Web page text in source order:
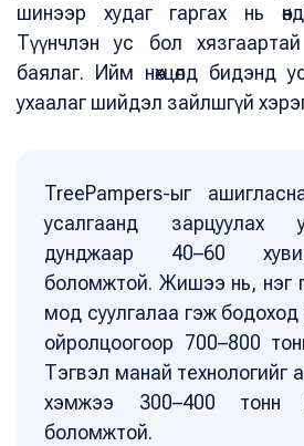
шинээр худаг гаргах нь
Түүнчлэн ус бол хязгаартай
баялаг. Ийм нөхцөлд бидэнд
ухаалаг шийдэл зайлшгүй
TreePampers-ыг
усалгаанд зарцуулах
дунджаар 40–60
боломжтой. Жишээ нь, нэг
мод суулгалаа гэж
ойролцоогоор 700–800
Тэгвэл манай технологийг
хэмжээ 300–400 тонн
боломжтой.